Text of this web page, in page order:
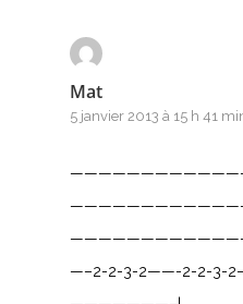
Mat
5 janvier 2013 à 15 h 41
—–2-2-3-2——-2-2-3-